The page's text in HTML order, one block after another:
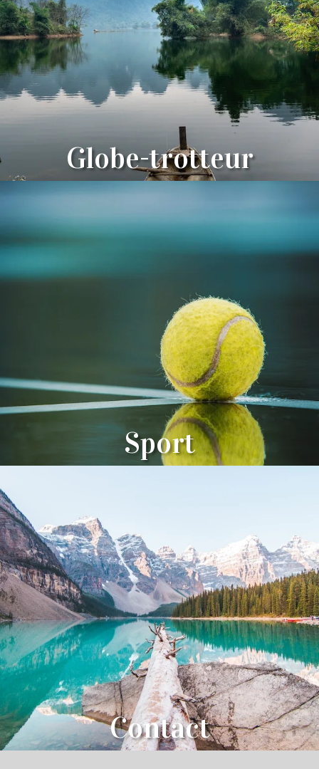
Globe-trotteur
Sport
Contact